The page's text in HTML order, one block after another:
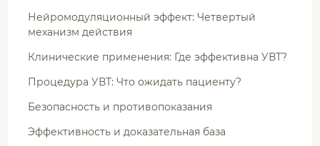
Нейромодуляционный эффект: Четвертый
механизм действия
Клинические применения: Где эффективна УВТ?
Процедура УВТ: Что ожидать пациенту?
Безопасность и противопоказания
Эффективность и доказательная база